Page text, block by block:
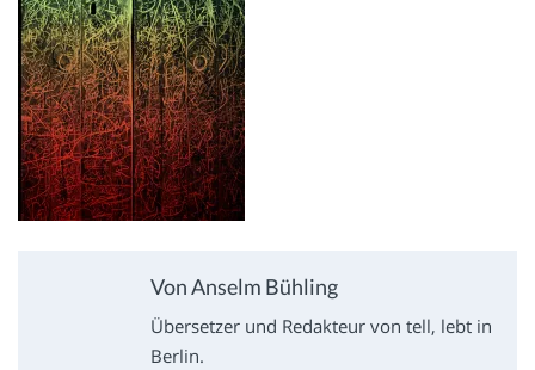
Von Anselm Bühling
Übersetzer und Redakteur von tell, lebt in
Berlin.